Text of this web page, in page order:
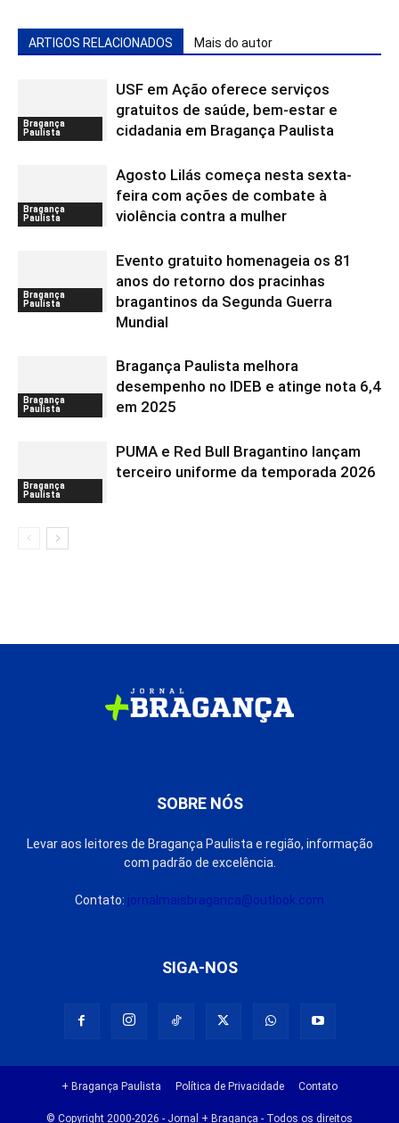
ARTIGOS RELACIONADOS Mais do autor
Bragança
Paulista
USF em Ação oferece serviços
gratuitos de saúde, bem-estar e
cidadania em Bragança Paulista
Bragança
Paulista
Agosto Lilás começa nesta sexta-
feira com ações de combate à
violência contra a mulher
Bragança
Paulista
Evento gratuito homenageia os 81
anos do retorno dos pracinhas
bragantinos da Segunda Guerra
Mundial
Bragança
Paulista
Bragança Paulista melhora
desempenho no IDEB e atinge nota 6,4
em 2025
Bragança
Paulista
PUMA e Red Bull Bragantino lançam
terceiro uniforme da temporada 2026
SOBRE NÓS
Levar aos leitores de Bragança Paulista e região, informação
com padrão de excelência.
Contato: jornalmaisbraganca@outlook.com
SIGA-NOS
+ Bragança Paulista Política de Privacidade Contato
© Copyright 2000-2026 - Jornal + Bragança - Todos os direitos